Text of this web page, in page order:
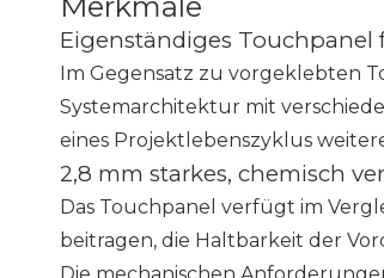
Eigenständiges Touchpanel
Im Gegensatz zu vorgeklebten
Systemarchitektur mit
eines Projektlebenszyklus
2,8 mm starkes, chemisch
Das Touchpanel verfügt im
beitragen, die Haltbarkeit der